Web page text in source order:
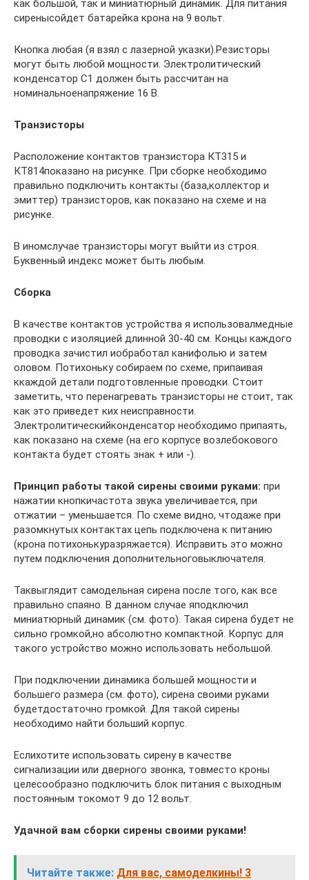
как большой, так и миниатюрный динамик. Для питания
сиренысойдет батарейка крона на 9 вольт.
Кнопка любая (я взял с лазерной указки).Резисторы
могут быть любой мощности. Электролитический
конденсатор C1 должен быть рассчитан на
номинальноенапряжение 16 В.
Транзисторы
Расположение контактов транзистора КТ315 и
КТ814показано на рисунке. При сборке необходимо
правильно подключить контакты (база,коллектор и
эмиттер) транзисторов, как показано на схеме и на
рисунке.
В иномслучае транзисторы могут выйти из строя.
Буквенный индекс может быть любым.
Сборка
В качестве контактов устройства я использовалмедные
проводки с изоляцией длинной 30-40 см. Концы каждого
проводка зачистил иобработал канифолью и затем
оловом. Потихоньку собираем по схеме, припаивая
ккаждой детали подготовленные проводки. Стоит
заметить, что перенагревать транзисторы не стоит, так
как это приведет ких неисправности.
Электролитическийконденсатор необходимо припаять,
как показано на схеме (на его корпусе возлебокового
контакта будет стоять знак + или -).
Принцип работы такой сирены своими руками: при
нажатии кнопкичастота звука увеличивается, при
отжатии – уменьшается. По схеме видно, чтодаже при
разомкнутых контактах цепь подключена к питанию
(крона потихонькуразряжается). Исправить это можно
путем подключения дополнительноговыключателя.
Таквыглядит самодельная сирена после того, как все
правильно спаяно. В данном случае яподключил
миниатюрный динамик (см. фото). Такая сирена будет не
сильно громкой,но абсолютно компактной. Корпус для
такого устройство можно использовать небольшой.
При подключении динамика большей мощности и
большего размера (см. фото), сирена своими руками
будетдостаточно громкой. Для такой сирены
необходимо найти больший корпус.
Еслихотите использовать сирену в качестве
сигнализации или дверного звонка, товместо кроны
целесообразно подключить блок питания с выходным
постоянным токомот 9 до 12 вольт.
Удачной вам сборки сирены своими руками!
Читайте также: Для вас, самоделкины! 3